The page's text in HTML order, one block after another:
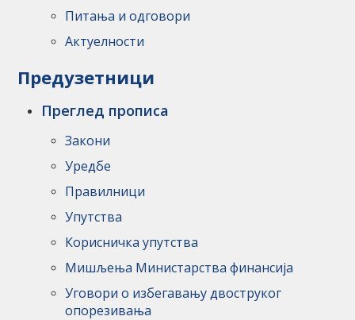
Питања и одговори
Актуелности
Предузетници
Преглед прописа
Закони
Уредбе
Правилници
Упутства
Корисничка упутства
Мишљења Министарства финансија
Уговори о избегавању двоструког
опорезивања